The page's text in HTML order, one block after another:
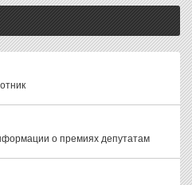
о премиях депутатам